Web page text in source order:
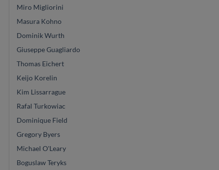
Miro Migliorini
Masura Kohno
Dominik Wurth
Giuseppe Guagliardo
Thomas Eichert
Keijo Korelin
Kim Lissarrague
Rafal Turkowiac
Dominique Field
Gregory Byers
Michael O'Leary
Boguslaw Teryks